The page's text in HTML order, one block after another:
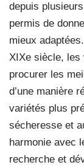
depuis
permis de
mieux
XIXe siècle, les
procurer les
d’une manière
variétés plus
sécheresse et
harmonie avec
recherche et